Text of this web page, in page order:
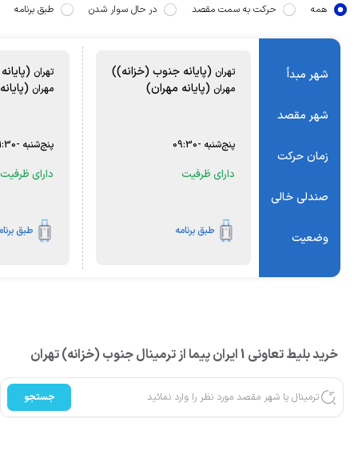
همه حرکت به سمت مقصد در حال سوار شدن طبق برنامه
شهر مبدأ
شهر مقصد
زمان حرکت
صندلی خالی
وضعیت
تهران(پایانه جنوب (خزانه))
مهران(پایانه مهران)
پنج‌شنبه 09:30
دارای ظرفیت
طبق برنامه
تهران
مهران
پنج‌شنبه
دارای ظرفیت
طبق
خرید بلیط تعاونی 1 ایران پیما از ترمینال جنوب (خزانه) تهران
جستجو